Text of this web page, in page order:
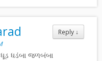
Reply ↓
ધડંબા જળબંબા